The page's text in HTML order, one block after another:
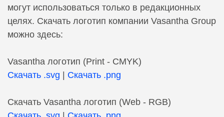
могут использоваться только в редакционных
целях. Скачать логотип компании Vasantha Group
можно здесь:
Vasantha логотип (Print - CMYK)
Скачать .svg | Скачать .png
Скачать Vasantha логотип (Web - RGB)